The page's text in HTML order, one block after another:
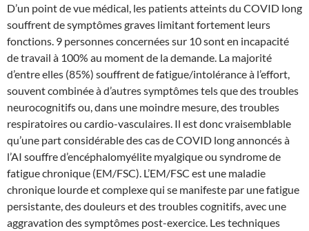
D’un point de vue médical, les patients atteints du COVID long
souffrent de symptômes graves limitant fortement leurs
fonctions. 9 personnes concernées sur 10 sont en incapacité
de travail à 100% au moment de la demande. La majorité
d’entre elles (85%) souffrent de fatigue/intolérance à l’effort,
souvent combinée à d’autres symptômes tels que des troubles
neurocognitifs ou, dans une moindre mesure, des troubles
respiratoires ou cardio-vasculaires. Il est donc vraisemblable
qu’une part considérable des cas de COVID long annoncés à
l’AI souffre d’encéphalomyélite myalgique ou syndrome de
fatigue chronique (EM/FSC). L’EM/FSC est une maladie
chronique lourde et complexe qui se manifeste par une fatigue
persistante, des douleurs et des troubles cognitifs, avec une
aggravation des symptômes post-exercice. Les techniques